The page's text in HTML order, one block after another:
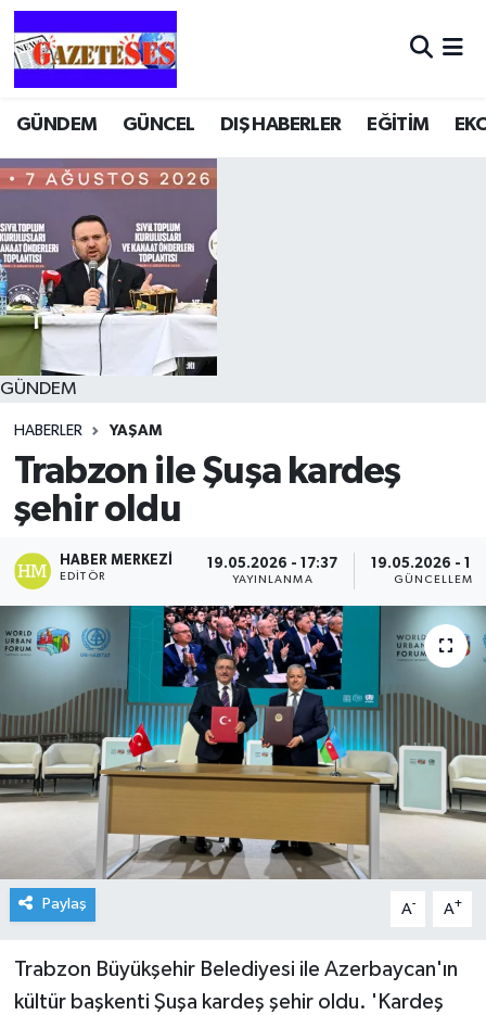
GÜNDEM GÜNCEL DIŞ HABERLER EĞİTİM
GÜNDEM
HABERLER YAŞAM
Trabzon ile Şuşa kardeş
şehir oldu
HABER MERKEZI
EDITÖR
19.05.2026 - 17:37
YAYINLANMA
19.05.2026 -
GÜNCELLEME
Paylaş A- A+
Trabzon Büyükşehir Belediyesi ile Azerbaycan'ın
kültür başkenti Şuşa kardeş şehir oldu. 'Kardeş